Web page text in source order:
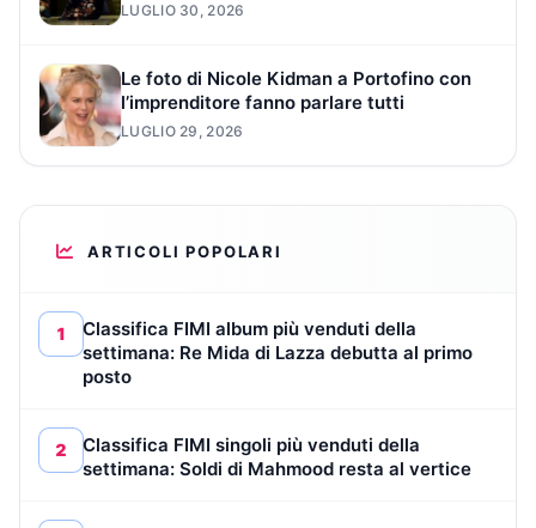
LUGLIO 30, 2026
Le foto di Nicole Kidman a Portofino con
l’imprenditore fanno parlare tutti
LUGLIO 29, 2026
ARTICOLI POPOLARI
1
Classifica FIMI album più venduti della
settimana: Re Mida di Lazza debutta al primo
posto
2
Classifica FIMI singoli più venduti della
settimana: Soldi di Mahmood resta al vertice